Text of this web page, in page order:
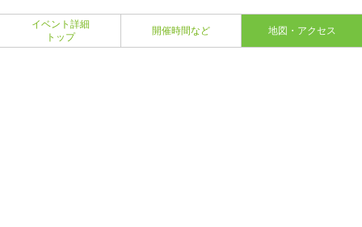
イベント詳細
トップ
開催時間など 地図・アクセス